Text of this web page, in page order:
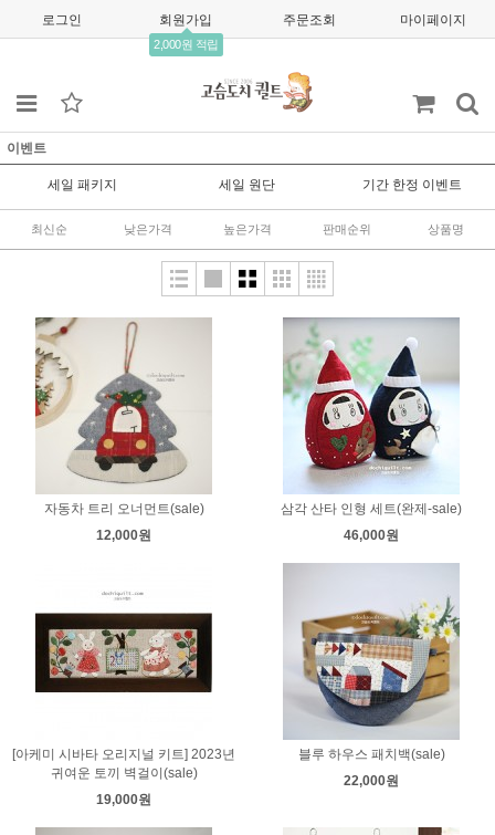
로그인 회원가입
2,000원 적립
주문조회 마이페이지
이벤트
세일 패키지 세일 원단 기간 한정 이벤트
최신순 낮은가격 높은가격 판매순위 상품명
자동차 트리 오너먼트(sale)
12,000원
삼각 산타 인형 세트(완제-sale)
46,000원
[아케미 시바타 오리지널 키트] 2023년
귀여운 토끼 벽걸이(sale)
19,000원
블루 하우스 패치백(sale)
22,000원